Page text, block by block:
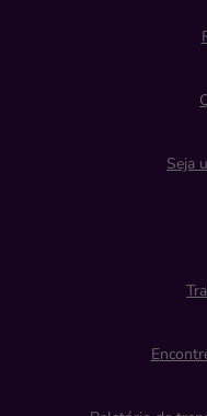
Seja